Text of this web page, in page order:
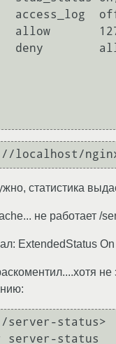
localhost/
статистика
не работает /
ExtendedStatus On
server-status>
server-status